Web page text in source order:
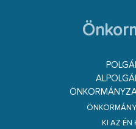
KI AZ ÉN